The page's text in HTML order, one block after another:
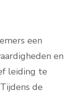
een
en
leiding te
de